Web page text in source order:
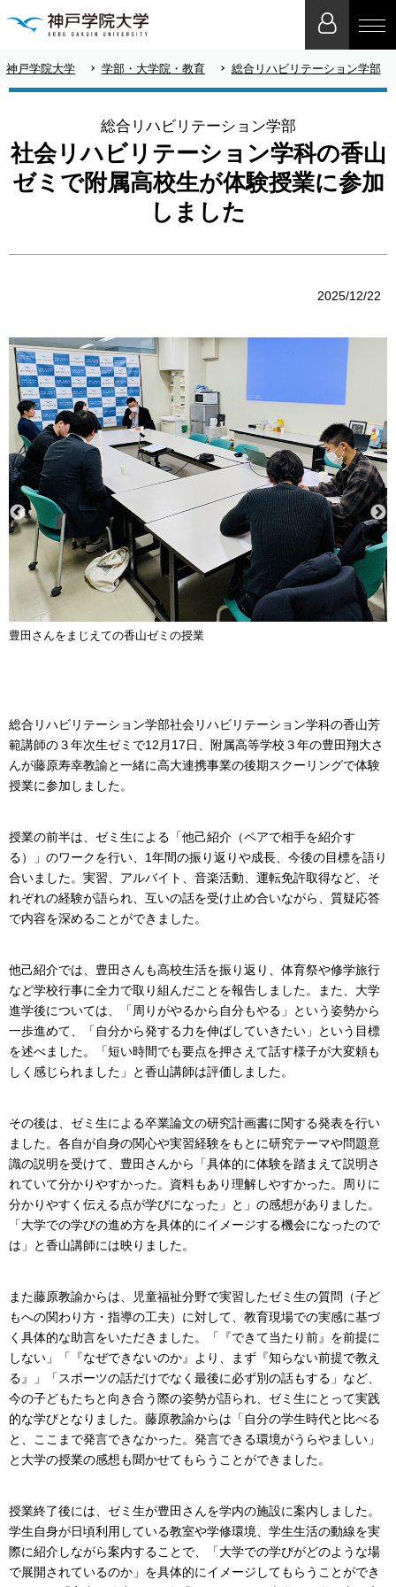
神戸学院大学 学部・大学院・教育 総合リハビリテーション学部
総合リハビリテーション学部
社会リハビリテーション学科の香山
ゼミで附属高校生が体験授業に参加
しました
2025/12/22
豊田さんをまじえての香山ゼミの授業
総合リハビリテーション学部社会リハビリテーション学科の香山芳
範講師の３年次生ゼミで12月17日、附属高等学校３年の豊田翔大さ
んが藤原寿幸教諭と一緒に高大連携事業の後期スクーリングで体験
授業に参加しました。
授業の前半は、ゼミ生による「他己紹介（ペアで相手を紹介す
る）」のワークを行い、1年間の振り返りや成長、今後の目標を語り
合いました。実習、アルバイト、音楽活動、運転免許取得など、そ
れぞれの経験が語られ、互いの話を受け止め合いながら、質疑応答
で内容を深めることができました。
他己紹介では、豊田さんも高校生活を振り返り、体育祭や修学旅行
など学校行事に全力で取り組んだことを報告しました。また、大学
進学後については、「周りがやるから自分もやる」という姿勢から
一歩進めて、「自分から発する力を伸ばしていきたい」という目標
を述べました。「短い時間でも要点を押さえて話す様子が大変頼も
しく感じられました」と香山講師は評価しました。
その後は、ゼミ生による卒業論文の研究計画書に関する発表を行い
ました。各自が自身の関心や実習経験をもとに研究テーマや問題意
識の説明を受けて、豊田さんから「具体的に体験を踏まえて説明さ
れていて分かりやすかった。資料もあり理解しやすかった。周りに
分かりやすく伝える点が学びになった」と」の感想がありました。
「大学での学びの進め方を具体的にイメージする機会になったので
は」と香山講師には映りました。
また藤原教諭からは、児童福祉分野で実習したゼミ生の質問（子ど
もへの関わり方・指導の工夫）に対して、教育現場での実感に基づ
く具体的な助言をいただきました。「『できて当たり前』を前提に
しない」「『なぜできないのか』より、まず『知らない前提で教え
る』」「スポーツの話だけでなく最後に必ず別の話もする」など、
今の子どもたちと向き合う際の姿勢が語られ、ゼミ生にとって実践
的な学びとなりました。藤原教諭からは「自分の学生時代と比べる
と、ここまで発言できなかった。発言できる環境がうらやましい」
と大学の授業の感想も聞かせてもらうことができました。
授業終了後には、ゼミ生が豊田さんを学内の施設に案内しました。
学生自身が日頃利用している教室や学修環境、学生生活の動線を実
際に紹介しながら案内することで、「大学での学びがどのような場
で展開されているのか」を具体的にイメージしてもらうことができ